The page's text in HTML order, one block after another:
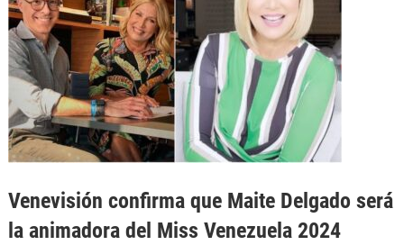
Venevisión confirma que Maite Delgado será
la animadora del Miss Venezuela 2024